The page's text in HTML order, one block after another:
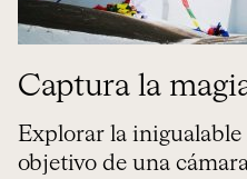
Captura la
Explorar la inigualable
objetivo de una